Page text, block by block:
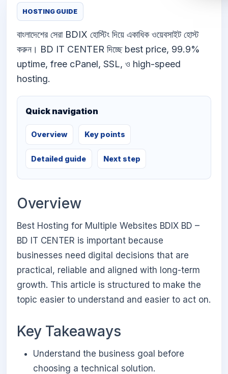
HOSTING GUIDE
বাংলাদেশের সেরা BDIX হোস্টিং দিয়ে একাধিক ওয়েবসাইট হোস্ট
করুন। BD IT CENTER দিচ্ছে best price, 99.9%
uptime, free cPanel, SSL, ও high-speed
hosting.
Quick navigation
Overview Key points
Detailed guide Next step
Overview
Best Hosting for Multiple Websites BDIX BD –
BD IT CENTER is important because
businesses need digital decisions that are
practical, reliable and aligned with long-term
growth. This article is structured to make the
topic easier to understand and easier to act on.
Key Takeaways
Understand the business goal before
choosing a technical solution.